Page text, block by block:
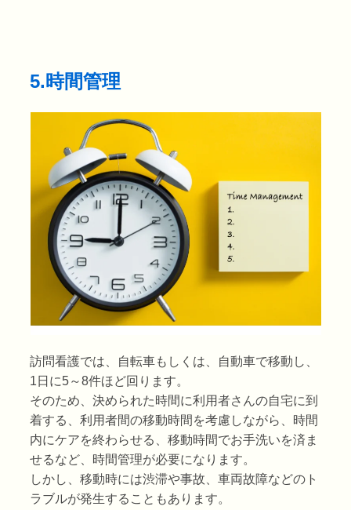
5.時間管理
訪問看護では、自転車もしくは、自動車で移動し、
1日に5～8件ほど回ります。
そのため、決められた時間に利用者さんの自宅に到
着する、利用者間の移動時間を考慮しながら、時間
内にケアを終わらせる、移動時間でお手洗いを済ま
せるなど、時間管理が必要になります。
しかし、移動時には渋滞や事故、車両故障などのト
ラブルが発生することもあります。